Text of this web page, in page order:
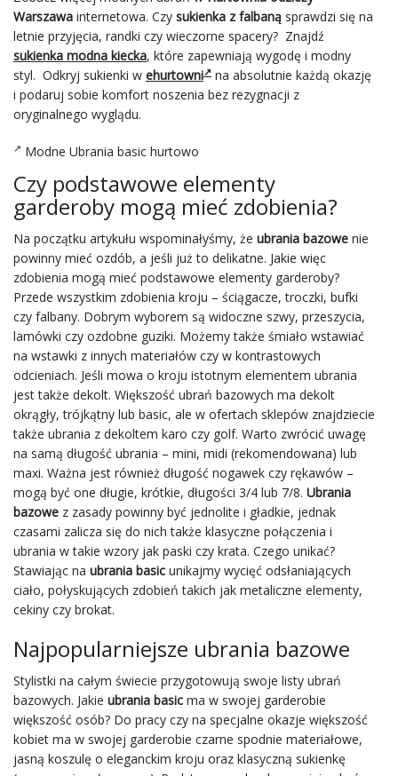
Warszawa internetowa. Czy sukienka z falbaną sprawdzi się na
letnie przyjęcia, randki czy wieczorne spacery? Znajdź
sukienka modna kiecka, które zapewniają wygodę i modny
styl. Odkryj sukienki w ehurtowni
na absolutnie każdą okazję
i podaruj sobie komfort noszenia bez rezygnacji z
oryginalnego wyglądu.
Modne Ubrania basic hurtowo
Czy podstawowe elementy
garderoby mogą mieć zdobienia?
Na początku artykułu wspominałyśmy, że ubrania bazowe nie
powinny mieć ozdób, a jeśli już to delikatne. Jakie więc
zdobienia mogą mieć podstawowe elementy garderoby?
Przede wszystkim zdobienia kroju – ściągacze, troczki, bufki
czy falbany. Dobrym wyborem są widoczne szwy, przeszycia,
lamówki czy ozdobne guziki. Możemy także śmiało wstawiać
na wstawki z innych materiałów czy w kontrastowych
odcieniach. Jeśli mowa o kroju istotnym elementem ubrania
jest także dekolt. Większość ubrań bazowych ma dekolt
okrągły, trójkątny lub basic, ale w ofertach sklepów znajdziecie
także ubrania z dekoltem karo czy golf. Warto zwrócić uwagę
na samą długość ubrania – mini, midi (rekomendowana) lub
maxi. Ważna jest również długość nogawek czy rękawów –
mogą być one długie, krótkie, długości 3/4 lub 7/8. Ubrania
bazowe z zasady powinny być jednolite i gładkie, jednak
czasami zalicza się do nich także klasyczne połączenia i
ubrania w takie wzory jak paski czy krata. Czego unikać?
Stawiając na ubrania basic unikajmy wycięć odsłaniających
ciało, połyskujących zdobień takich jak metaliczne elementy,
cekiny czy brokat.
Najpopularniejsze ubrania bazowe
Stylistki na całym świecie przygotowują swoje listy ubrań
bazowych. Jakie ubrania basic ma w swojej garderobie
większość osób? Do pracy czy na specjalne okazje większość
kobiet ma w swojej garderobie czarne spodnie materiałowe,
jasną koszulę o eleganckim kroju oraz klasyczną sukienkę